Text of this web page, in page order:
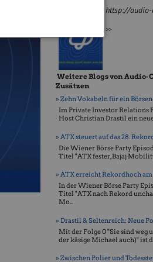
httsp://audio-
>>
Weitere Blogs von Audio-
Zusätzen
» Zehn Vokabeln für ein
Im Private Investor Relations
Host Christian Drastil ein
» ATX steuert auf das 28.
Die Wiener Börse Party
Titel "ATX fester, Bajaj
» ATX erreicht Rekordhoch am
In der Wiener Börse Party
Titel "ATX nach Rekord
Mo...
» Drastil & Seltenreich: Neue
Mit der Folge 0 "Sie sind weg
der käsige Michael auch)" ist
» Zwischen Polier und